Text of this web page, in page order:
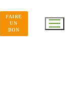
FAIRE
UN
DON